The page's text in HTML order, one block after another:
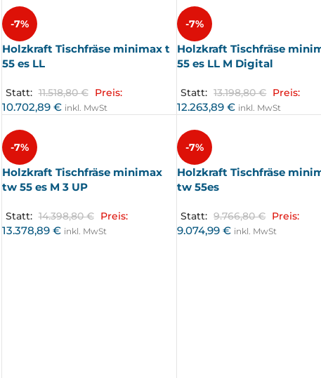
-7%
Holzkraft Tischfräse minimax t
55 es LL
Statt: 11.518,80€ Preis:
10.702,89 € inkl. MwSt
-7%
Holzkraft Tischfräse
55 es LL M Digital
Statt: 13.198,80€ Preis:
12.263,89€ inkl. MwSt
-7%
Holzkraft Tischfräse minimax
tw 55 es M 3 UP
Statt: 14.398,80€ Preis:
13.378,89 € inkl. MwSt
-7%
Holzkraft Tischfräse
tw 55es
Statt: 9.766,80€ Preis:
9.074,99€ inkl. MwSt